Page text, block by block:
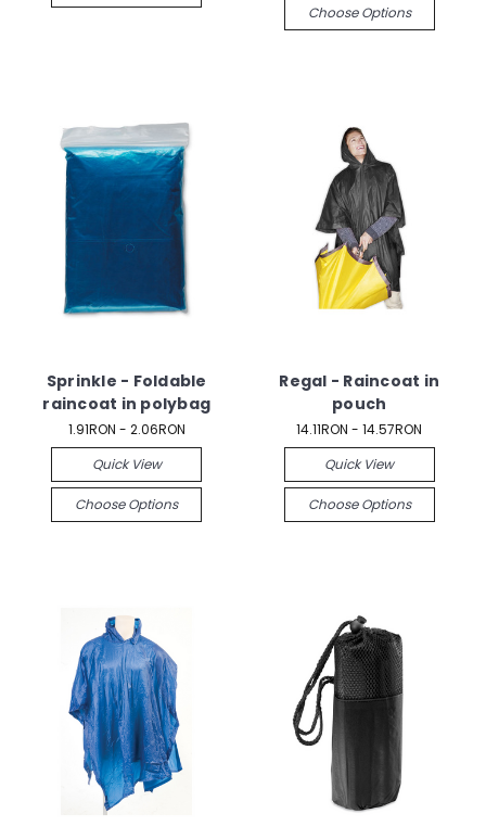
Choose Options
Sprinkle - Foldable
raincoat in polybag
1.91RON - 2.06RON
Quick View
Choose Options
Regal - Raincoat in
pouch
14.11RON - 14.57RON
Quick View
Choose Options